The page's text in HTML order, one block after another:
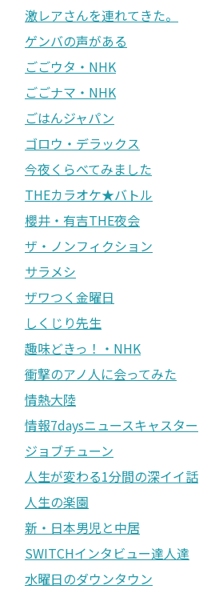
激レアさんを連れてきた。
ゲンバの声がある
ごごウタ・NHK
ごごナマ・NHK
ごはんジャパン
ゴロウ・デラックス
今夜くらべてみました
THEカラオケ★バトル
櫻井・有吉THE夜会
ザ・ノンフィクション
サラメシ
ザワつく金曜日
しくじり先生
趣味どきっ！・NHK
衝撃のアノ人に会ってみた
情熱大陸
情報7daysニュースキャスター
ジョブチューン
人生が変わる1分間の深イイ話
人生の楽園
新・日本男児と中居
SWITCHインタビュー達人達
水曜日のダウンタウン